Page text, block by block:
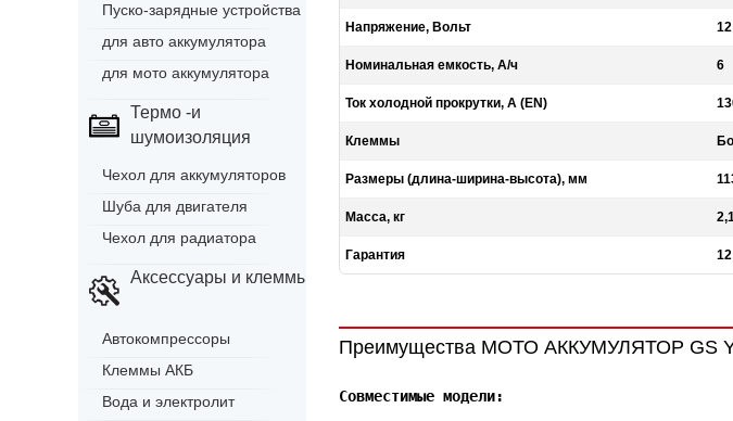
Напряжение, Вольт 12
Номинальная емкость, А/ч 6
Ток холодной прокрутки, А (EN)
Клеммы
Размеры (длина-ширина-высота), мм
Масса, кг
Гарантия
Преимущества МОТО АККУМУЛЯТОР GS
Совместимые модели:
Пуско-зарядные устройства
для авто аккумулятора
для мото аккумулятора
Термо -и
шумоизоляция
Чехол для аккумуляторов
Шуба для двигателя
Чехол для радиатора
Аксессуары и клеммы
Автокомпрессоры
Клеммы АКБ
Вода и электролит